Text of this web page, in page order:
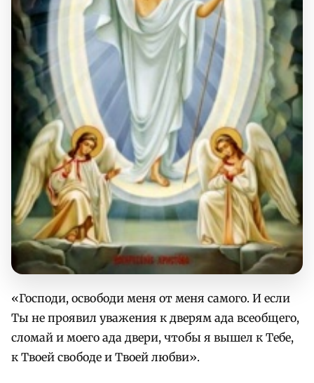
«Господи, освободи меня от меня самого. И если
Ты не проявил уважения к дверям ада всеобщего,
сломай и моего ада двери, чтобы я вышел к Тебе,
к Твоей свободе и Твоей любви».